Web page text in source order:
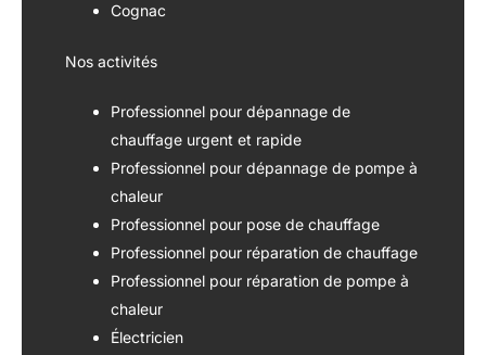
Cognac
Nos activités
Professionnel pour dépannage de
chauffage urgent et rapide
Professionnel pour dépannage de pompe à
chaleur
Professionnel pour pose de chauffage
Professionnel pour réparation de chauffage
Professionnel pour réparation de pompe à
chaleur
Électricien